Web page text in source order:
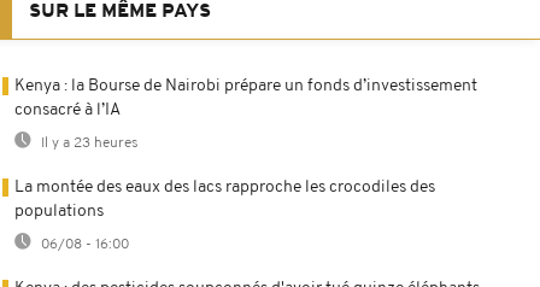
SUR LE MÊME PAYS
Kenya : la Bourse de Nairobi prépare un fonds d’investissement
consacré à l’IA
Il y a 23 heures
La montée des eaux des lacs rapproche les crocodiles des
populations
06/08 - 16:00